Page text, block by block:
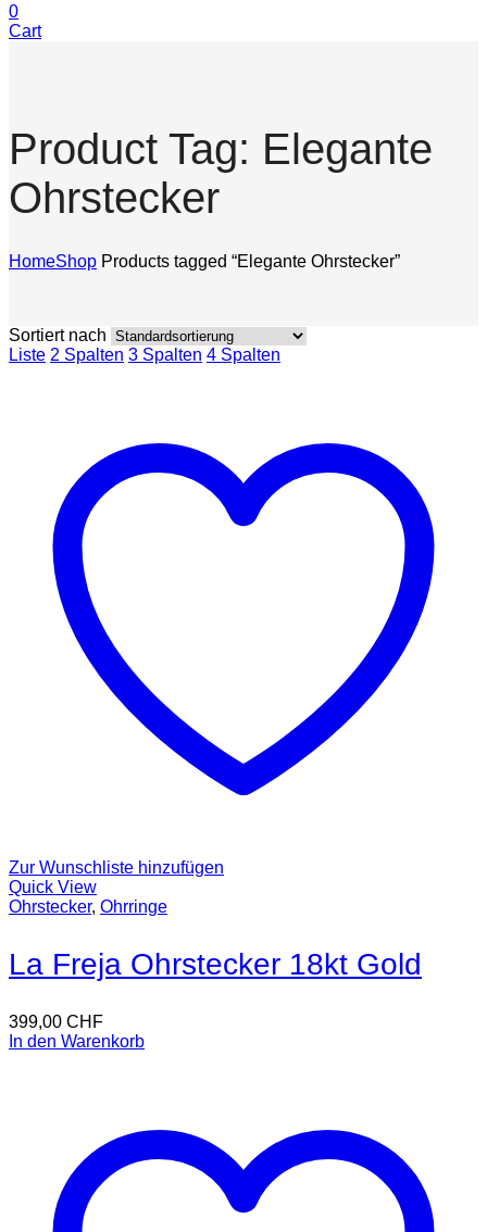
0
Cart
Product Tag: Elegante
Ohrstecker
HomeShop Products tagged “Elegante Ohrstecker”
Sortiert nach
Liste 2 Spalten 3 Spalten 4 Spalten
Zur Wunschliste hinzufügen
Quick View
Ohrstecker, Ohrringe
La Freja Ohrstecker 18kt Gold
399,00 CHF
In den Warenkorb